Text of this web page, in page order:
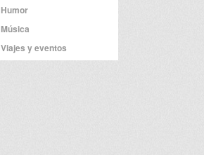
Humor
Música
Viajes y eventos